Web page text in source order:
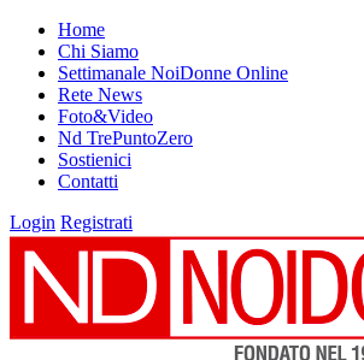
Home
Chi Siamo
Settimanale NoiDonne Online
Rete News
Foto&Video
Nd TrePuntoZero
Sostienici
Contatti
Login Registrati